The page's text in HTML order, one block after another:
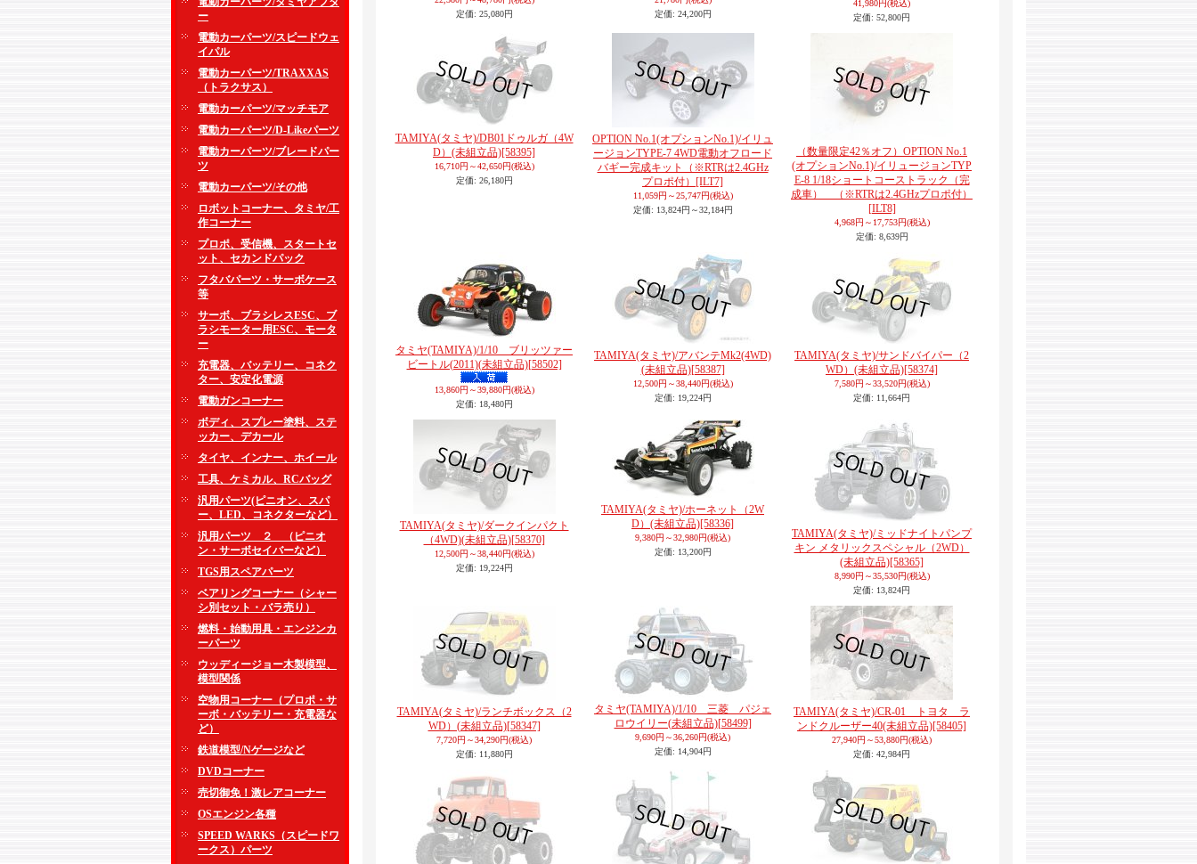
ー
電動カーパーツ/スピードウェ
イパル
電動カーパーツ/TRAXXAS
（トラクサス）
電動カーパーツ/マッチモア
電動カーパーツ/D-Likeパーツ
電動カーパーツ/ブレードパー
ツ
電動カーパーツ/その他
ロボットコーナー、タミヤ/工
作コーナー
プロポ、受信機、スタートセ
ット、セカンドパック
フタバパーツ・サーボケース
等
サーボ、ブラシレスESC、ブ
ラシモーター用ESC、モータ
ー
充電器、バッテリー、コネク
ター、安定化電源
電動ガンコーナー
ボディ、スプレー塗料、ステ
ッカー、デカール
タイヤ、インナー、ホイール
工具、ケミカル、RCバッグ
汎用パーツ(ピニオン、スパ
ー、LED、コネクターなど）
汎用パーツ ２ （ピニオ
ン・サーボセイバーなど）
TGS用スペアパーツ
ベアリングコーナー（シャー
シ別セット・バラ売り）
燃料・始動用具・エンジンカ
ーパーツ
ウッディージョー木製模型、
模型関係
空物用コーナー（プロポ・サ
ーボ・バッテリー・充電器な
ど）
鉄道模型/Nゲージなど
DVDコーナー
売切御免！激レアコーナー
OSエンジン各種
SPEED WARKS（スピードワ
ークス）パーツ
定価: 25,080円
定価: 24,200円
41,980円(税込)
定価: 52,800円
TAMIYA(タミヤ)/DB01ドゥルガ（4W
D）(未組立品)[58395]
16,710円～42,650円(税込)
定価: 26,180円
OPTION No.1(オプションNo.1)/イリュ
ージョンTYPE-7 4WD電動オフロード
バギー完成キット（※RTRは2.4GHz
プロポ付） [ILT7]
11,059円～25,747円(税込)
定価: 13,824円～32,184円
（数量限定42％オフ）OPTION No.1
(オプションNo.1)/イリュージョンTYP
E-8 1/18ショートコーストラック（完
成車） （※RTRは2.4GHzプロポ付）
[ILT8]
4,968円～17,753円(税込)
定価: 8,639円
タミヤ(TAMIYA)/1/10 ブリッツァー
ビートル(2011)(未組立品)[58502]
13,860円～39,880円(税込)
定価: 18,480円
TAMIYA(タミヤ)/アバンテMk2(4WD)
(未組立品)[58387]
12,500円～38,440円(税込)
定価: 19,224円
TAMIYA(タミヤ)/サンドバイパー（2
WD）(未組立品)[58374]
7,580円～33,520円(税込)
定価: 11,664円
TAMIYA(タミヤ)/ダークインパクト
（4WD)(未組立品)[58370]
12,500円～38,440円(税込)
定価: 19,224円
TAMIYA(タミヤ)/ホーネット（2W
D）(未組立品)[58336]
9,380円～32,980円(税込)
定価: 13,200円
TAMIYA(タミヤ)/ミッドナイトパンプ
キン メタリックスペシャル（2WD）
(未組立品)[58365]
8,990円～35,530円(税込)
定価: 13,824円
TAMIYA(タミヤ)/ランチボックス（2
WD）(未組立品)[58347]
7,720円～34,290円(税込)
定価: 11,880円
タミヤ(TAMIYA)/1/10 三菱 パジェ
ロウイリー(未組立品)[58499]
9,690円～36,260円(税込)
定価: 14,904円
TAMIYA(タミヤ)/CR-01 トヨタ ラ
ンドクルーザー40(未組立品)[58405]
27,940円～53,880円(税込)
定価: 42,984円